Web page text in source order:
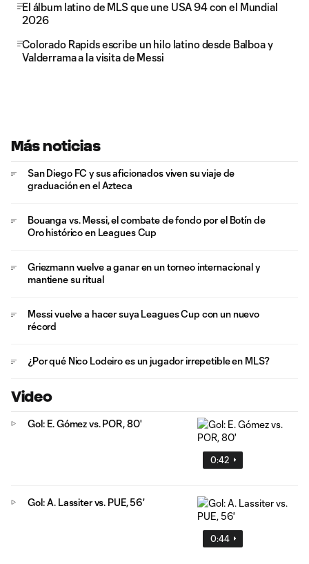
El álbum latino de MLS que une USA 94 con el Mundial
2026
Colorado Rapids escribe un hilo latino desde Balboa y
Valderrama a la visita de Messi
Más noticias
San Diego FC y sus aficionados viven su viaje de
graduación en el Azteca
Bouanga vs. Messi, el combate de fondo por el Botín de
Oro histórico en Leagues Cup
Griezmann vuelve a ganar en un torneo internacional y
mantiene su ritual
Messi vuelve a hacer suya Leagues Cup con un nuevo
récord
¿Por qué Nico Lodeiro es un jugador irrepetible en MLS?
Video
0:42
Gol: E. Gómez vs. POR, 80'
0:44
Gol: A. Lassiter vs. PUE, 56'